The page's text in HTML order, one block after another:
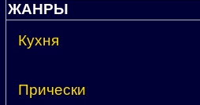
ЖАНРЫ
Кухня
Прически